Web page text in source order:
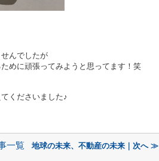
んでしたが
めに頑張ってみようと思ってます！笑
くださいました♪
一覧 地球の未来、不動産の未来｜次へ ≫